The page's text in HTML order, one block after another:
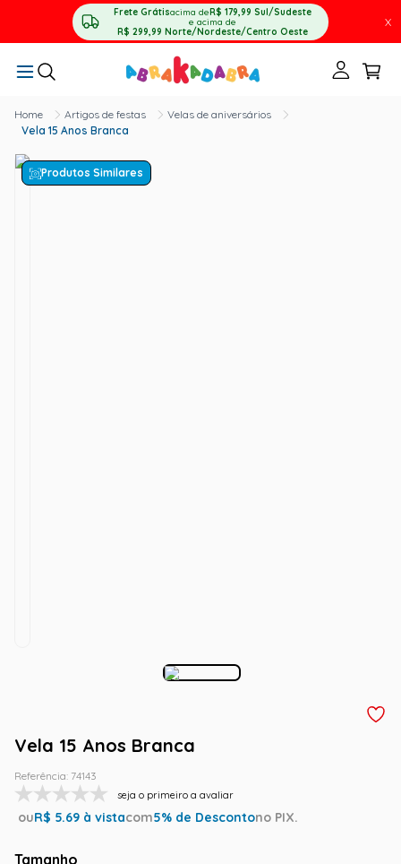
Frete Grátisacima deR$ 179,99 Sul/Sudeste
e acima de
R$ 299,99 Norte/Nordeste/Centro Oeste
X
Artigos de festas
Velas de aniversários
Vela 15 Anos Branca
Produtos Similares
Vela 15 Anos Branca
Referência: 74143
seja o primeiro a avaliar
ouR$ 5.69 à vistacom5% de Descontono PIX.
Tamanho